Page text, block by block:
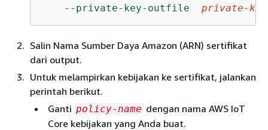
    --private-key-outfile
private-key
Salin Nama Sumber Daya Amazon (ARN) sertifikat
dari output.
Untuk melampirkan kebijakan ke sertifikat, jalankan
perintah berikut.
Ganti policy-name dengan nama AWS IoT
Core kebijakan yang Anda buat.